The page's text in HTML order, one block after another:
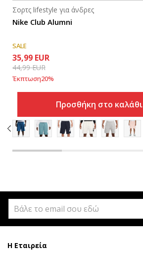
Nike Club Alumni
Σορτς lifestyle για άνδρες
SALE
35,99 EUR
44,99EUR
Έκπτωση20%
Προσθήκη στο καλάθι
Η Εταιρεία